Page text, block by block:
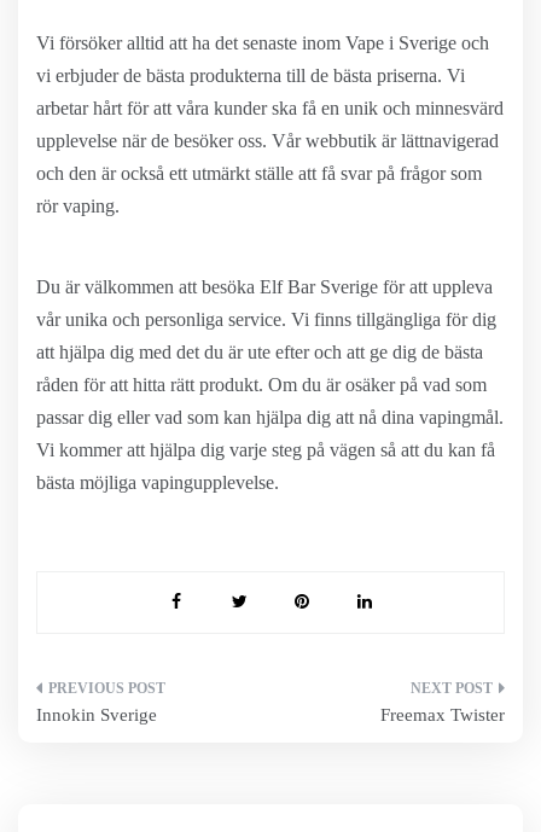
Vi försöker alltid att ha det senaste inom Vape i Sverige och
vi erbjuder de bästa produkterna till de bästa priserna. Vi
arbetar hårt för att våra kunder ska få en unik och minnesvärd
upplevelse när de besöker oss. Vår webbutik är lättnavigerad
och den är också ett utmärkt ställe att få svar på frågor som
rör vaping.
Du är välkommen att besöka Elf Bar Sverige för att uppleva
vår unika och personliga service. Vi finns tillgängliga för dig
att hjälpa dig med det du är ute efter och att ge dig de bästa
råden för att hitta rätt produkt. Om du är osäker på vad som
passar dig eller vad som kan hjälpa dig att nå dina vapingmål.
Vi kommer att hjälpa dig varje steg på vägen så att du kan få
bästa möjliga vapingupplevelse.
Inläggsnavigering
Innokin Sverige Freemax Twister